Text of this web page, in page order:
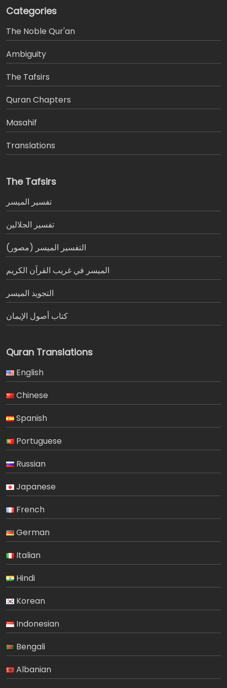
Categories
The Noble Qur'an
Ambiguity
The Tafsirs
َQuran Chapters
Masahif
Translations
The Tafsirs
تفسير المیسر
تفسير الجلالين
التفسير الميسر (مصور)
الميسر في غريب القرآن الكريم
التجويد الميسر
كتاب أصول الإيمان
Quran Translations
English
Chinese
Spanish
Portuguese
Russian
Japanese
French
German
Italian
Hindi
Korean
Indonesian
Bengali
Albanian